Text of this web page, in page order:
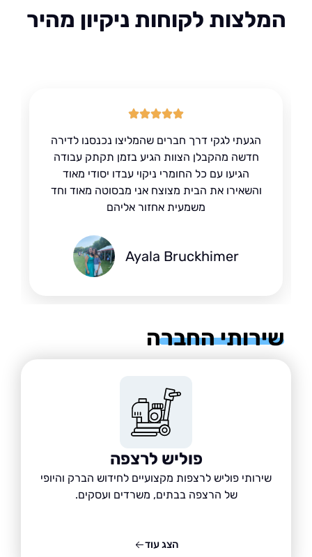
לקוחות ניקיון מהיר
הגעתי לגקי דרך חברים שהמליצו נכנסנו לדירה
חדשה מהקבלן הצוות הגיע בזמן תקתק עבודה
הגיעו עם כל החומרי ניקוי עבדו יסודי מאוד
והשאירו את הבית מצוצח אני מבסוטה מאוד וחד
משמעית אחזור אליהם
Ayala Bruckhimer
החברה
פוליש לרצפה
שירותי פוליש לרצפות מקצועיים לחידוש הברק והיופי
של הרצפה בבתים, משרדים ועסקים.